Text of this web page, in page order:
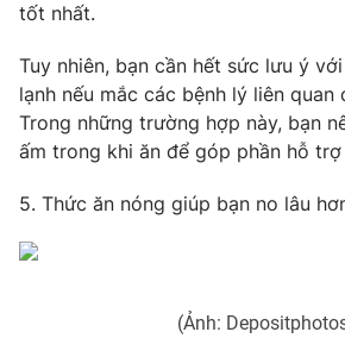
tốt nhất.
Tuy nhiên, bạn cần hết sức lưu ý
lạnh nếu mắc các bệnh lý liên quan
Trong những trường hợp này, bạn
ấm trong khi ăn để góp phần hỗ
5. Thức ăn nóng giúp bạn no lâu
(Ảnh: